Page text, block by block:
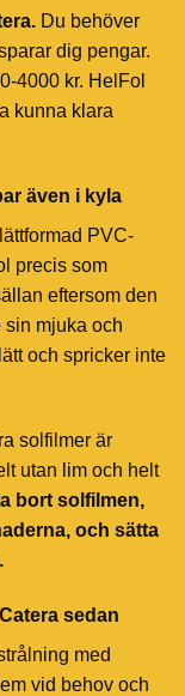
Du behöver
dig pengar.
4000 kr. HelFol
kunna klara
även i kyla
PVC-
precis som
eftersom den
sin mjuka och
och spricker inte
solfilmer är
utan lim och helt
bort solfilmen,
och sätta
sedan
med
vid behov och